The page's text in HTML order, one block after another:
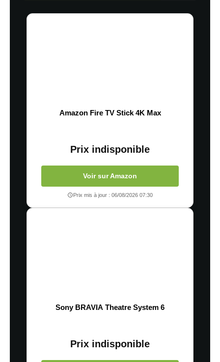
Amazon Fire TV Stick 4K Max
Prix indisponible
Voir sur Amazon
Prix mis à jour : 06/08/2026 07:30
Sony BRAVIA Theatre System 6
Prix indisponible